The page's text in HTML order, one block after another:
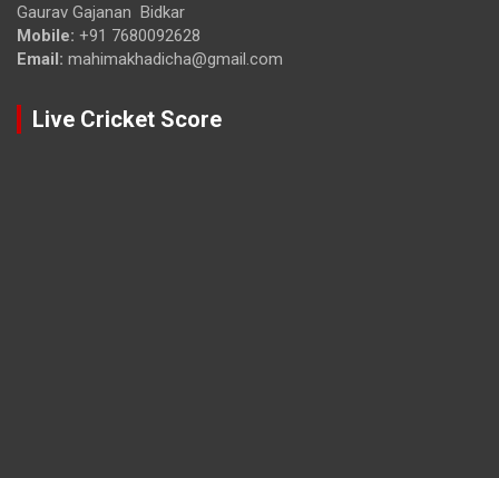
Gaurav Gajanan Bidkar
Mobile: +91 7680092628
Email: mahimakhadicha@gmail.com
Live Cricket Score